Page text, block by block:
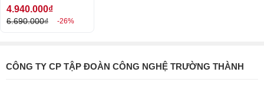
Điểm mình ưng ý ở phần thiết kế đó là dây đeo được trang bị
4.940.000₫
6.690.000₫ -26%
CÔNG TY CP TẬP ĐOÀN CÔNG NGHỆ TRƯỜNG THÀNH